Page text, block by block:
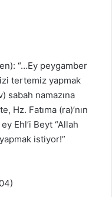
“…Ey peygamber
tertemiz yapmak
sabah namazına
Hz. Fatıma (ra)’nın
Ehl’i Beyt “Allah
istiyor!”